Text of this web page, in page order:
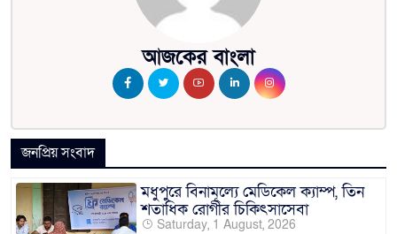
আজকের বাংলা
জনপ্রিয় সংবাদ
মধুপুরে বিনামূল্যে মেডিকেল ক্যাম্প, তিন
শতাধিক রোগীর চিকিৎসাসেবা
Saturday, 1 August, 2026